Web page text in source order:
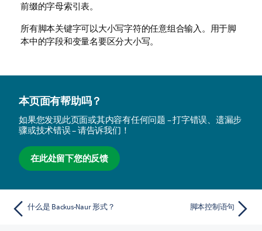
前缀的字母索引表。
所有脚本关键字可以大小写字符的任意组合输入。用于脚
本中的字段和变量名要区分大小写。
本页面有帮助吗？
如果您发现此页面或其内容有任何问题 – 打字错误、遗漏步
骤或技术错误 – 请告诉我们！
在此处留下您的反馈
什么是 Backus-Naur 形式？ 脚本控制语句